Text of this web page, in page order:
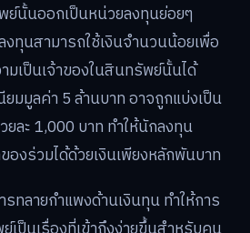
ย์นั้นออกเป็นหน่วยลงทุนย่อยๆ
ทุนสามารถใช้เงินจำนวนน้อยเพื่อ
มเป็นเจ้าของในสินทรัพย์นั้นได้
ยมมูลค่า 5 ล้านบาท อาจถูกแบ่งเป็น
ละ 1,000 บาท ทำให้นักลงทุน
องร่วมได้ด้วยเงินเพียงหลักพันบาท
ทลายกำแพงด้านเงินทุน ทำให้การ